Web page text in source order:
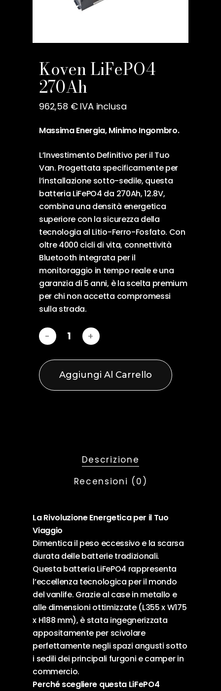
Koven LiFePO4
270Ah
962,58 € IVA inclusa
Massima Energia, Minimo Ingombro.
L’Investimento Definitivo per il Tuo
Van. Progettata specificamente per
l’installazione sotto-sedile, questa
batteria LiFePO4 da 270Ah, 12.8V,
combina una densità energetica
superiore con la sicurezza della
tecnologia al Litio-Ferro-Fosfato. Con
oltre 4000 cicli di vita, connettività
Bluetooth integrata per il
monitoraggio in tempo reale e una
garanzia di 5 anni, è la scelta premium
per chi non accetta compromessi
sulla strada.
Aggiungi Al Carrello
Descrizione
Recensioni (0)
La Rivoluzione Energetica per il Tuo
Viaggio
Dimentica il peso eccessivo e la scarsa
durata delle batterie tradizionali.
Questa batteria LiFePO4 rappresenta
l’eccellenza tecnologica per il mondo
del vanlife. Grazie al case in metallo e
alle dimensioni ottimizzate (L355 x W175
x H188 mm), è stata ingegnerizzata
appositamente per scivolare
perfettamente negli spazi angusti sotto
i sedili dei principali furgoni e camper in
commercio.
Perché scegliere questa LiFePO4
Nome*
Email
Salva il mio nome, email e
per la prossima volta che
commento.